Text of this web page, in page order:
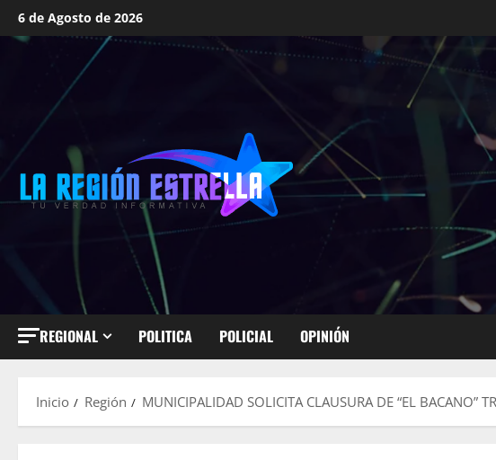
Saltar
al
6 de Agosto de 2026
REGIONAL POLITICA POLICIAL OPINIÓN
Inicio Región MUNICIPALIDAD SOLICITA CLAUSURA DE “EL BACANO”